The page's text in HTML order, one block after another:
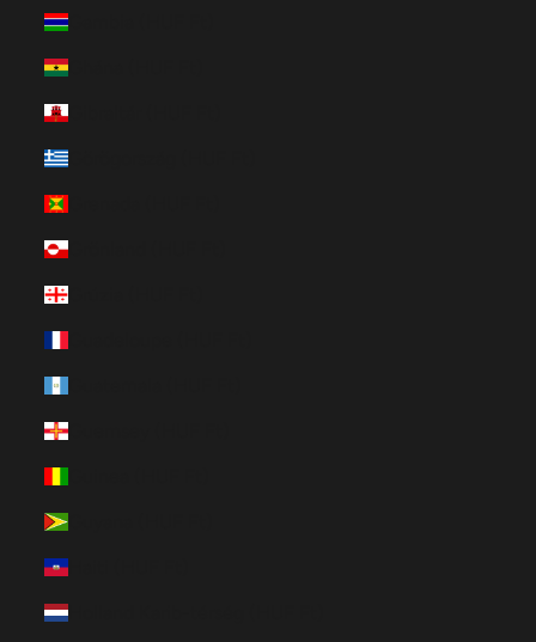
Gambia (HUF Ft)
Ghána (HUF Ft)
Gibraltár (HUF Ft)
Görögország (HUF Ft)
Grönland (HUF Ft)
Grúzia (HUF Ft)
Guernsey (HUF Ft)
Guyana (HUF Ft)
Haiti (HUF Ft)
Holland Karib-térség (HUF Ft)